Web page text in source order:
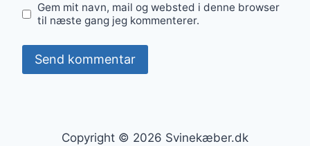
Gem mit navn, mail og websted i denne browser
til næste gang jeg kommenterer.
Copyright © 2026 Svinekæber.dk